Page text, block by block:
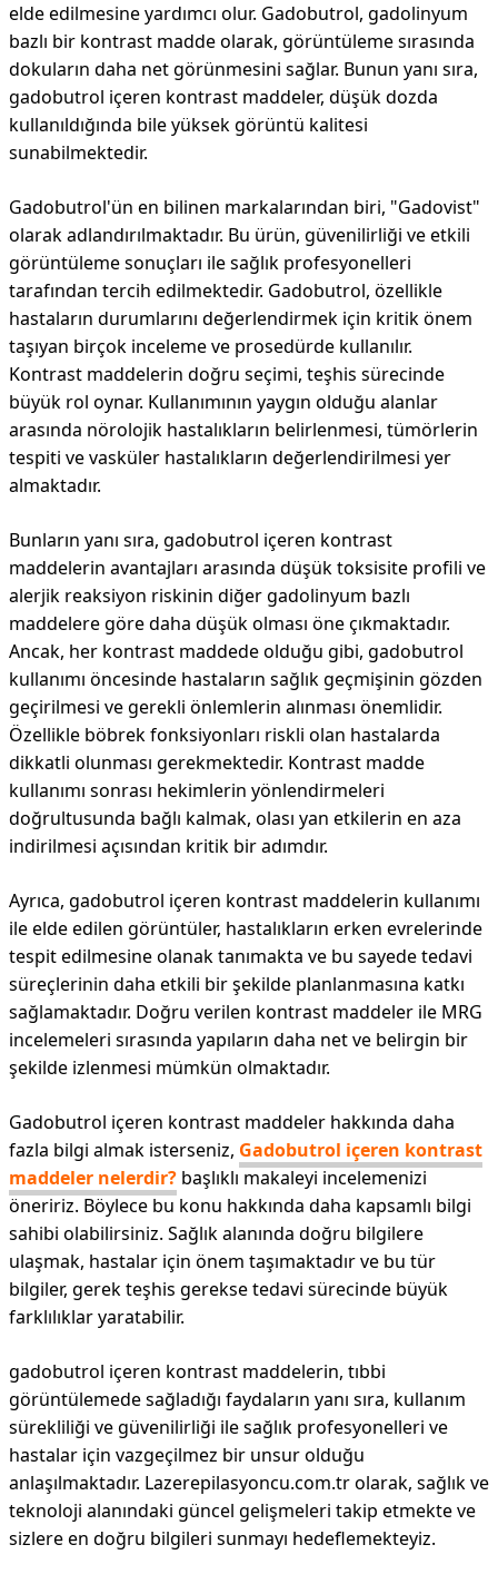
elde edilmesine yardımcı olur. Gadobutrol, gadolinyum
bazlı bir kontrast madde olarak, görüntüleme sırasında
dokuların daha net görünmesini sağlar. Bunun yanı sıra,
gadobutrol içeren kontrast maddeler, düşük dozda
kullanıldığında bile yüksek görüntü kalitesi
sunabilmektedir.
Gadobutrol'ün en bilinen markalarından biri, "Gadovist"
olarak adlandırılmaktadır. Bu ürün, güvenilirliği ve etkili
görüntüleme sonuçları ile sağlık profesyonelleri
tarafından tercih edilmektedir. Gadobutrol, özellikle
hastaların durumlarını değerlendirmek için kritik önem
taşıyan birçok inceleme ve prosedürde kullanılır.
Kontrast maddelerin doğru seçimi, teşhis sürecinde
büyük rol oynar. Kullanımının yaygın olduğu alanlar
arasında nörolojik hastalıkların belirlenmesi, tümörlerin
tespiti ve vasküler hastalıkların değerlendirilmesi yer
almaktadır.
Bunların yanı sıra, gadobutrol içeren kontrast
maddelerin avantajları arasında düşük toksisite profili ve
alerjik reaksiyon riskinin diğer gadolinyum bazlı
maddelere göre daha düşük olması öne çıkmaktadır.
Ancak, her kontrast maddede olduğu gibi, gadobutrol
kullanımı öncesinde hastaların sağlık geçmişinin gözden
geçirilmesi ve gerekli önlemlerin alınması önemlidir.
Özellikle böbrek fonksiyonları riskli olan hastalarda
dikkatli olunması gerekmektedir. Kontrast madde
kullanımı sonrası hekimlerin yönlendirmeleri
doğrultusunda bağlı kalmak, olası yan etkilerin en aza
indirilmesi açısından kritik bir adımdır.
Ayrıca, gadobutrol içeren kontrast maddelerin kullanımı
ile elde edilen görüntüler, hastalıkların erken evrelerinde
tespit edilmesine olanak tanımakta ve bu sayede tedavi
süreçlerinin daha etkili bir şekilde planlanmasına katkı
sağlamaktadır. Doğru verilen kontrast maddeler ile MRG
incelemeleri sırasında yapıların daha net ve belirgin bir
şekilde izlenmesi mümkün olmaktadır.
Gadobutrol içeren kontrast maddeler hakkında daha
fazla bilgi almak isterseniz, Gadobutrol içeren kontrast
maddeler nelerdir? başlıklı makaleyi incelemenizi
öneririz. Böylece bu konu hakkında daha kapsamlı bilgi
sahibi olabilirsiniz. Sağlık alanında doğru bilgilere
ulaşmak, hastalar için önem taşımaktadır ve bu tür
bilgiler, gerek teşhis gerekse tedavi sürecinde büyük
farklılıklar yaratabilir.
gadobutrol içeren kontrast maddelerin, tıbbi
görüntülemede sağladığı faydaların yanı sıra, kullanım
sürekliliği ve güvenilirliği ile sağlık profesyonelleri ve
hastalar için vazgeçilmez bir unsur olduğu
anlaşılmaktadır. Lazerepilasyoncu.com.tr olarak, sağlık ve
teknoloji alanındaki güncel gelişmeleri takip etmekte ve
sizlere en doğru bilgileri sunmayı hedeflemekteyiz.